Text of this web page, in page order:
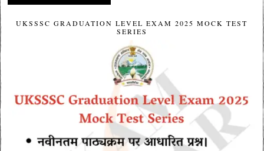
UKSSSC GRADUATION LEVEL EXAM 2025 MOCK TEST
SERIES